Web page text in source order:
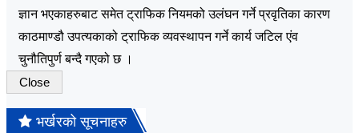
ज्ञान भएकाहरुबाट समेत ट्राफिक नियमको उलंघन गर्ने प्रवृतिका कारण
काठमाण्डौ उपत्यकाको ट्राफिक व्यवस्थापन गर्ने कार्य जटिल एंव
चुनौतिपुर्ण बन्दै गएको छ ।
Close
भर्खरको सूचनाहरु